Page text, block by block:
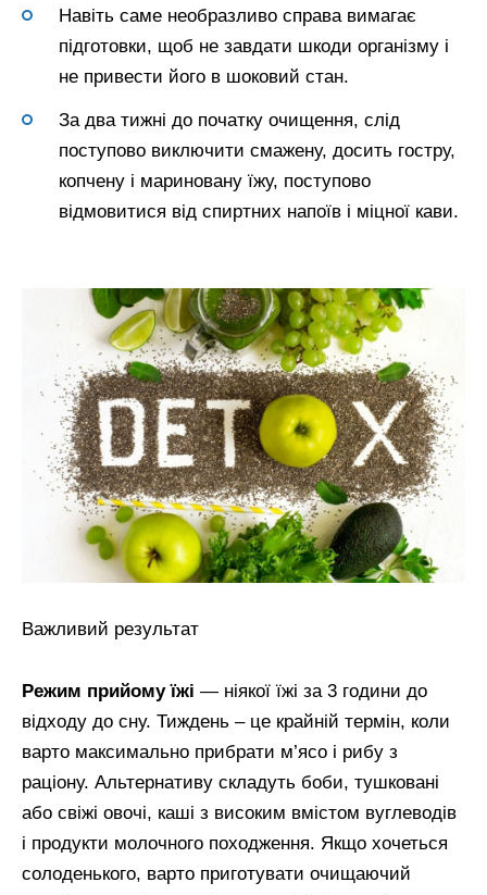
Навіть саме необразливо справа вимагає
підготовки, щоб не завдати шкоди організму і
не привести його в шоковий стан.
За два тижні до початку очищення, слід
поступово виключити смажену, досить гостру,
копчену і мариновану їжу, поступово
відмовитися від спиртних напоїв і міцної кави.
Важливий результат
Режим прийому їжі — ніякої їжі за 3 години до
відходу до сну. Тиждень – це крайній термін, коли
варто максимально прибрати м’ясо і рибу з
раціону. Альтернативу складуть боби, тушковані
або свіжі овочі, каші з високим вмістом вуглеводів
і продукти молочного походження. Якщо хочеться
солоденького, варто приготувати очищаючий